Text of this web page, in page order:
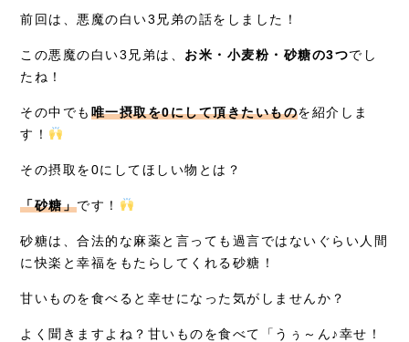
前回は、悪魔の白い3兄弟の話をしました！
この悪魔の白い3兄弟は、 お米・小麦粉・砂糖の3つでし
たね！
その中でも 唯一摂取を0にして頂きたいものを紹介しま
す！
その摂取を0にしてほしい物とは？
「砂糖」です！
砂糖は、合法的な麻薬と言っても過言ではないぐらい人間
に快楽と幸福をもたらしてくれる砂糖！
甘いものを食べると幸せになった気がしませんか？
よく聞きますよね？甘いものを食べて「うぅ～ん♪幸せ！